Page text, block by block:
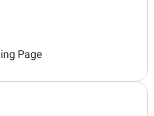
Page